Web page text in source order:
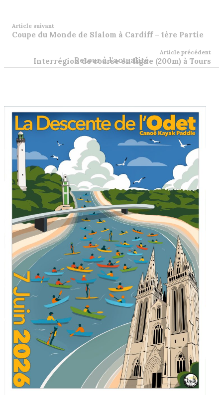
Article suivant
Coupe du Monde de Slalom à Cardiff – 1ère Partie
Article précédent
Interrégion de course en ligne (200m) à Tours
Retour à l'actualité